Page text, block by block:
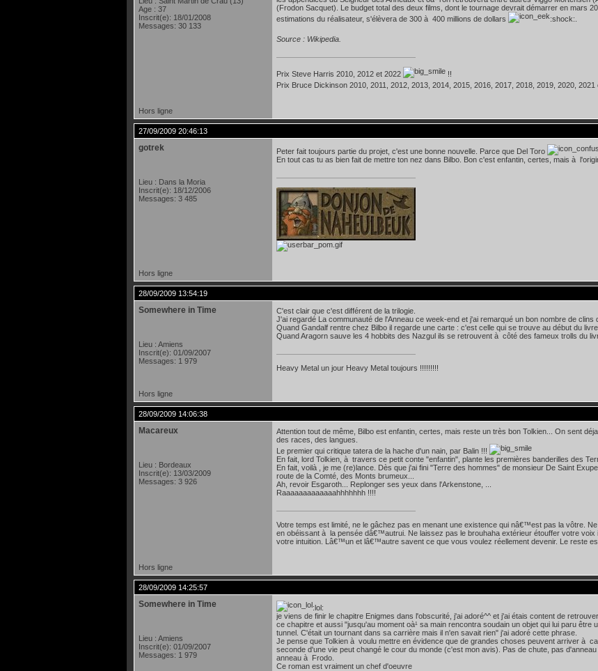
Age : 37
Inscrit(e): 18/01/2008
Messages: 30 133
(Frodon Sacquet). Le budget total des deux films, dont le tournage devrait démarrer en mars
estimations du réalisateur, s'élèvera de 300 à 400 millions de dollars
:shock:.
Source : Wikipedia.
Prix Steve Harris 2010, 2012 et 2022
!!
Prix Bruce Dickinson 2010, 2011, 2012, 2013, 2014, 2015, 2016, 2017, 2018, 2019, 2020, 2021
Hors ligne
27/09/2009 20:46:13
gotrek
Lieu : Dans la Moria
Inscrit(e): 18/12/2006
Messages: 3 485
Peter fait toujours partie du projet, c'est une bonne nouvelle. Parce que Del Toro
En tout cas tu as bien fait de mettre ton nez dans Bilbo. Bon c'est enfantin, certes, mais à
Hors ligne
28/09/2009 13:54:19
Somewhere in Time
Lieu : Amiens
Inscrit(e): 01/09/2007
Messages: 1 979
C'est clair que c'est différent de la trilogie.
J'ai regardé La communauté de l'Anneau ce week-end et j'ai remarqué un bon nombre de clins
Quand Gandalf rentre chez Bilbo il regarde une carte : c'est celle qui se trouve au début du
Quand Aragorn sauve les 4 hobbits des Nazgul ils se retrouvent à côté des fameux trolls du
Heavy Metal un jour Heavy Metal toujours !!!!!!!!!
Hors ligne
28/09/2009 14:06:38
Macareux
Lieu : Bordeaux
Inscrit(e): 13/03/2009
Messages: 3 926
Attention tout de même, Bilbo est enfantin, certes, mais reste un très bon Tolkien... On sent
des races, des langues.
Le premier qui critique tatera de la hache d'un nain, par Balin !!!
En fait, lord Tolkien, à travers ce petit conte "enfantin", plante les premières banderilles des
En fait, voilà , je me (re)lance. Dès que j'ai fini "Terre des hommes" de monsieur De Saint
route de la Comté, des Monts brumeux...
Ah, revoir Esgaroth... Replonger ses yeux dans l'Arkenstone, ...
Raaaaaaaaaaaaahhhhhhh !!!!
Votre temps est limité, ne le gâchez pas en menant une existence qui nâ€™est pas la vôtre.
en obéissant à la pensée dâ€™autrui. Ne laissez pas le brouhaha extérieur étouffer votre voix
votre intuition. Lâ€™un et lâ€™autre savent ce que vous voulez réellement devenir. Le reste
Hors ligne
28/09/2009 14:25:57
Somewhere in Time
Lieu : Amiens
Inscrit(e): 01/09/2007
Messages: 1 979
:lol:
je viens de finir le chapitre Enigmes dans l'obscurité, j'ai adoré^^ et j'ai étais content de
ce chapitre et aussi "jusqu'au moment oà¹ sa main rencontra soudain un objet qui lui paru être
tunnel. C'était un tournant dans sa carrière mais il n'en savait rien" j'ai adoré cette phrase.
Je pense que Tolkien à voulu mettre en évidence que de grandes choses peuvent arriver à
seconde d'une vie peut changé le cour du monde (c'est mon avis). Pas de chute, pas
anneau à Frodo.
Ce roman est vraiment un chef d'oeuvre